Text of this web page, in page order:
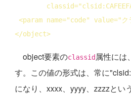
classid
<param name="code" value="ク
</object>
object要素のclassid 属性には
す。この値の形式は、常に
になり、xxxx、yyyy、zzzzとい